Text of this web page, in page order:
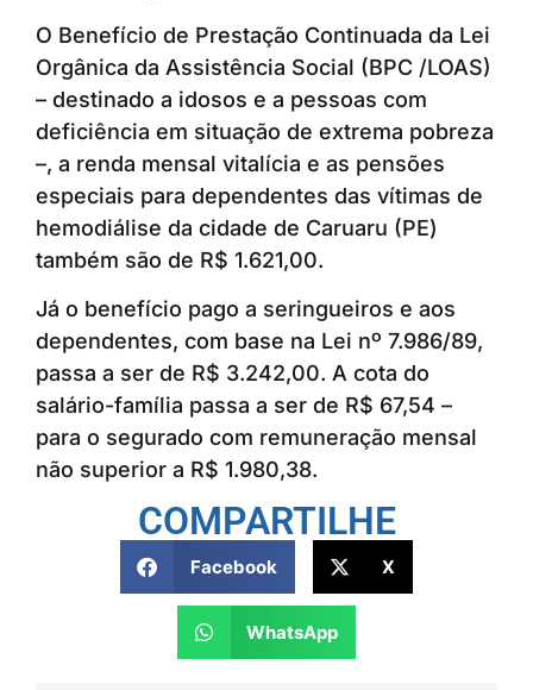
O Benefício de Prestação Continuada da Lei
Orgânica da Assistência Social (BPC /LOAS)
– destinado a idosos e a pessoas com
deficiência em situação de extrema pobreza
–, a renda mensal vitalícia e as pensões
especiais para dependentes das vítimas de
hemodiálise da cidade de Caruaru (PE)
também são de R$ 1.621,00.
Já o benefício pago a seringueiros e aos
dependentes, com base na Lei nº 7.986/89,
passa a ser de R$ 3.242,00. A cota do
salário-família passa a ser de R$ 67,54 –
para o segurado com remuneração mensal
não superior a R$ 1.980,38.
COMPARTILHE
Facebook X
WhatsApp